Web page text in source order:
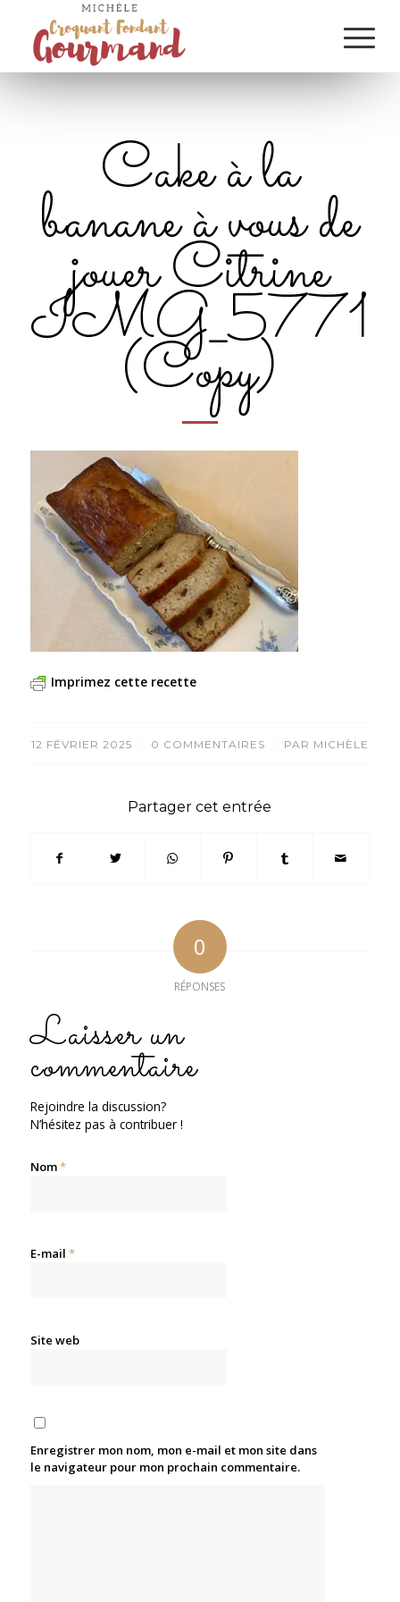
Cake à la
banane à vous de
jouer Citrine
IMG_5771
(Copy)
Imprimez cette recette
12 FÉVRIER 2025
/ 0 COMMENTAIRES
/ PAR MICHÈLE
Partager cet entrée
0
RÉPONSES
Laisser un
commentaire
Rejoindre la discussion?
N’hésitez pas à contribuer !
Nom*
E-mail *
Site web
Enregistrer mon nom, mon e-mail et mon site dans
le navigateur pour mon prochain commentaire.